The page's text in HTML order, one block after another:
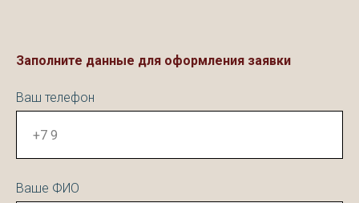
Заполните данные для оформления заявки
Ваш телефон
Ваше ФИО